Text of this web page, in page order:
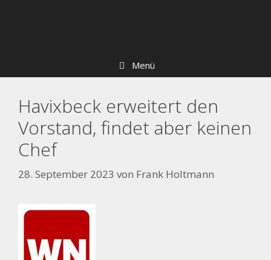
Menü
Havixbeck erweitert den
Vorstand, findet aber keinen
Chef
28. September 2023 von Frank Holtmann